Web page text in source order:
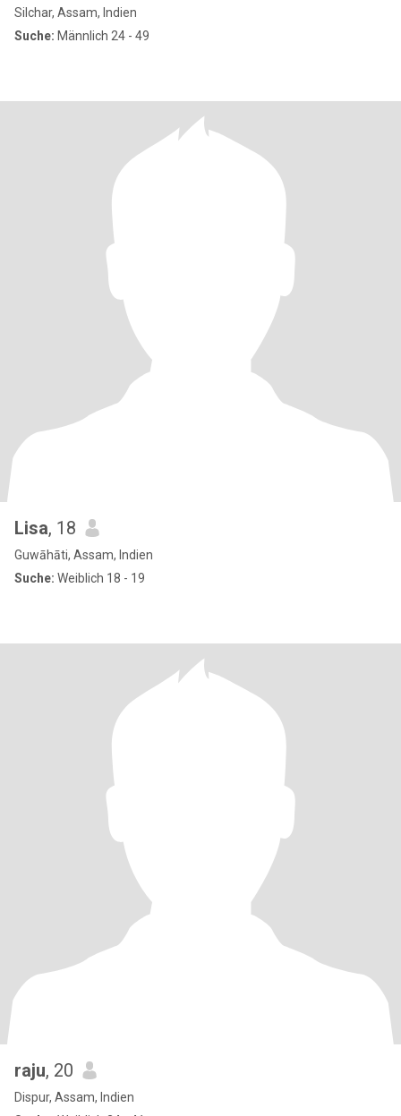
Silchar, Assam, Indien
Suche: Männlich 24 - 49
Lisa, 18
Guwāhāti, Assam, Indien
Suche: Weiblich 18 - 19
raju, 20
Dispur, Assam, Indien